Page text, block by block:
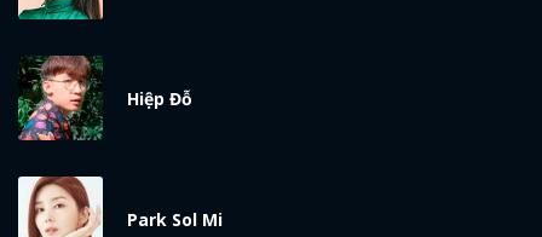
Hiệp Đỗ
Park Sol Mi